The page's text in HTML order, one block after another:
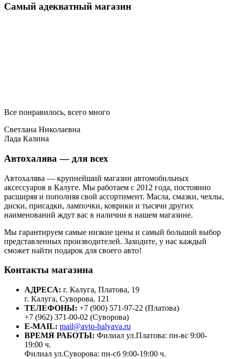
Самый адекватный магазин
Все понравилось, всего много
Светлана Николаевна
Лада Калина
Автохалява — для всех
Автохалява — крупнейший магазин автомобильных
аксессуаров в Калуге. Мы работаем с 2012 года, постоянно
расширяя и пополняя свой ассортимент. Масла, смазки, чехлы,
диски, присадки, лампочки, коврики и тысячи других
наименований ждут вас в наличии в нашем магазине.
Мы гарантируем самые низкие цены и самый большой выбор
представленных производителей. Заходите, у нас каждый
сможет найти подарок для своего авто!
Контакты магазина
АДРЕСА: г. Калуга, Платова, 19
г. Калуга, Суворова, 121
ТЕЛЕФОНЫ: +7 (900) 571-97-22 (Платова)
+7 (962) 371-00-02 (Суворова)
E-MAIL: mail@avto-halyava.ru
ВРЕМЯ РАБОТЫ: Филиал ул.Платова: пн-вс 9:00-
19:00 ч.
Филиал ул.Суворова: пн-сб 9:00-19:00 ч.